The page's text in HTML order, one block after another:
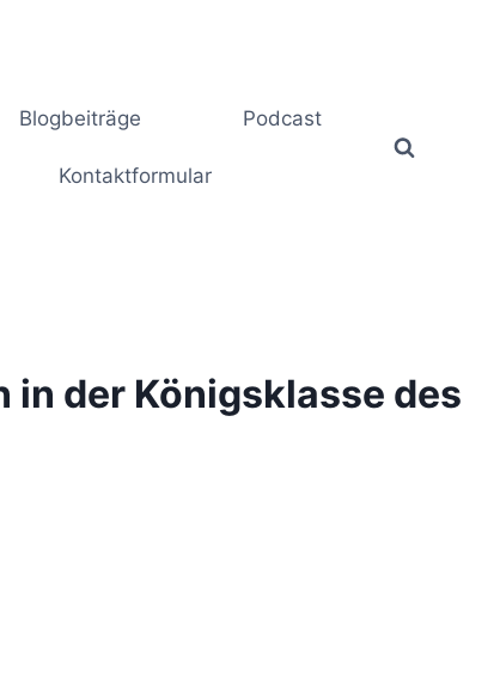
Blogbeiträge Podcast
Kontaktformular
in der Königsklasse des